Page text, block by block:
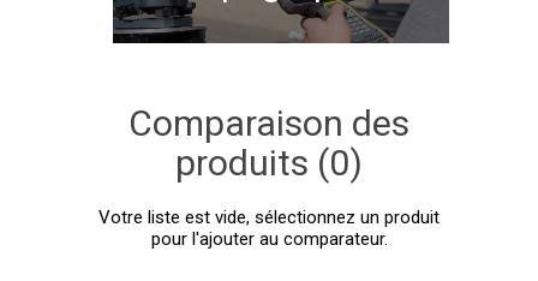
Comparaison des
produits (0)
Votre liste est vide, sélectionnez un produit
pour l'ajouter au comparateur.